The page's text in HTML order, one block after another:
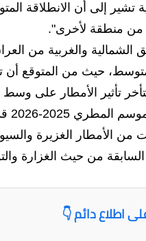
تشير إلى أن الانطلاقة
من منطقة لأخرى".
الشمالية والغربية من
حيث من المتوقع أن
تأثير الأمطار على
من الأمطار الغزيرة
من حيث الغزارة
اطلاع دائم 👇